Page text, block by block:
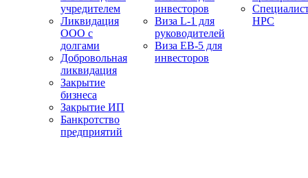
учредителем
Ликвидация
ООО с
долгами
Добровольная
ликвидация
Закрытие
бизнеса
Закрытие ИП
Банкротство
предприятий
инвесторов
Виза L-1 для
руководителей
Виза EB-5 для
инвесторов
НРС